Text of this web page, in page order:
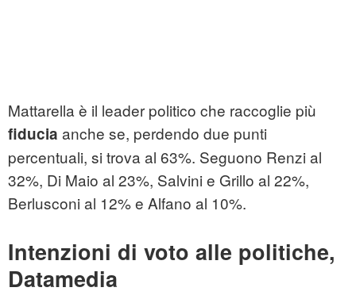
Mattarella è il leader politico che raccoglie più
fiducia anche se, perdendo due punti
percentuali, si trova al 63%. Seguono Renzi al
32%, Di Maio al 23%, Salvini e Grillo al 22%,
Berlusconi al 12% e Alfano al 10%.
Intenzioni di voto alle politiche,
Datamedia